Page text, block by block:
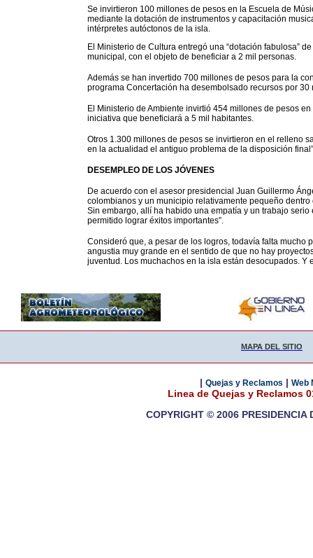
Se invirtieron 100 millones de pesos en la Escuela de
mediante la dotación de instrumentos y capacitación
intérpretes autóctonos de la isla.
El Ministerio de Cultura entregó una “dotación fabulosa”
municipal, con el objeto de beneficiar a 2 mil personas.
Además se han invertido 700 millones de pesos para la
programa Concertación ha desembolsado recursos por
El Ministerio de Ambiente invirtió 454 millones de pesos
iniciativa que beneficiará a 5 mil habitantes.
Otros 1.300 millones de pesos se invirtieron en el relleno
en la actualidad el antiguo problema de la disposición
DESEMPLEO DE LOS JÓVENES
De acuerdo con el asesor presidencial Juan Guillermo
colombianos y un municipio relativamente pequeño
Sin embargo, allí ha habido una empatía y un trabajo
permitido lograr éxitos importantes”.
Consideró que, a pesar de los logros, todavía falta mucho
angustia muy grande en el sentido de que no hay
juventud. Los muchachos en la isla están desocupados. Y
MAPA DEL SITIO
| Quejas y Reclamos | Web
Linea de Quejas y Reclamos
COPYRIGHT © 2006 PRESIDENCIA